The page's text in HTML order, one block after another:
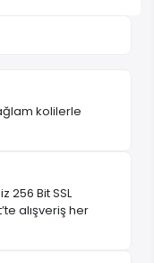
kolilerle
256 Bit SSL
alışveriş her